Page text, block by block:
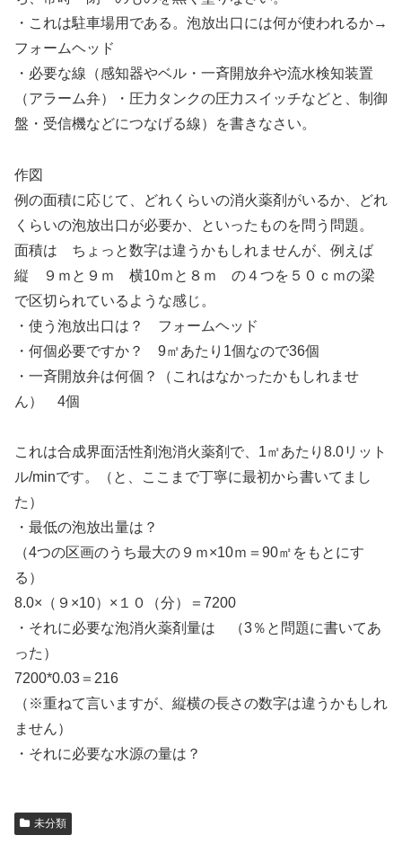
・これは駐車場用である。泡放出口には何が使われるか→
フォームヘッド
・必要な線（感知器やベル・一斉開放弁や流水検知装置
（アラーム弁）・圧力タンクの圧力スイッチなどと、制御
盤・受信機などにつなげる線）を書きなさい。
作図
例の面積に応じて、どれくらいの消火薬剤がいるか、どれ
くらいの泡放出口が必要か、といったものを問う問題。
面積は ちょっと数字は違うかもしれませんが、例えば
縦 ９ｍと９ｍ 横10ｍと８ｍ の４つを５０ｃｍの梁
で区切られているような感じ。
・使う泡放出口は？ フォームヘッド
・何個必要ですか？ 9㎡あたり1個なので36個
・一斉開放弁は何個？（これはなかったかもしれませ
ん） 4個
これは合成界面活性剤泡消火薬剤で、1㎡あたり8.0リット
ル/minです。（と、ここまで丁寧に最初から書いてまし
た）
・最低の泡放出量は？
（4つの区画のうち最大の９ｍ×10ｍ＝90㎡をもとにす
る）
8.0×（９×10）×１０（分）＝7200
・それに必要な泡消火薬剤量は （3％と問題に書いてあ
った）
7200*0.03＝216
（※重ねて言いますが、縦横の長さの数字は違うかもしれ
ません）
・それに必要な水源の量は？
未分類